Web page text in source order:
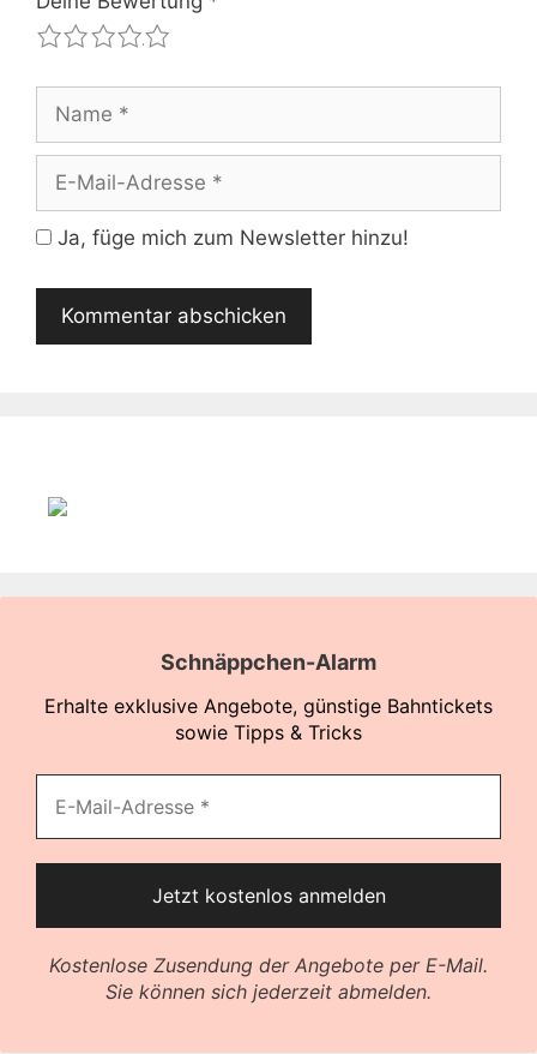
4
3
2
1
Name
Adresse
Ja, füge mich zum Newsletter hinzu!
Schnäppchen-Alarm
Erhalte exklusive Angebote, günstige Bahntickets
sowie Tipps & Tricks
Kostenlose Zusendung der Angebote per E-Mail.
Sie können sich jederzeit abmelden.